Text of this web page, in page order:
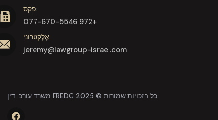
פַקס:
077-670-5546 972+
אֶלֶקטרוֹנִי:
jeremy@lawgroup-israel.com
משרד עורכי דין FREDG 2025 © כל הזכויות שמורות